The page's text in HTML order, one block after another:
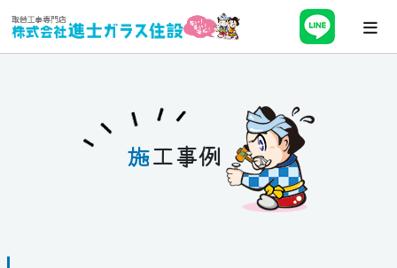
施工事例